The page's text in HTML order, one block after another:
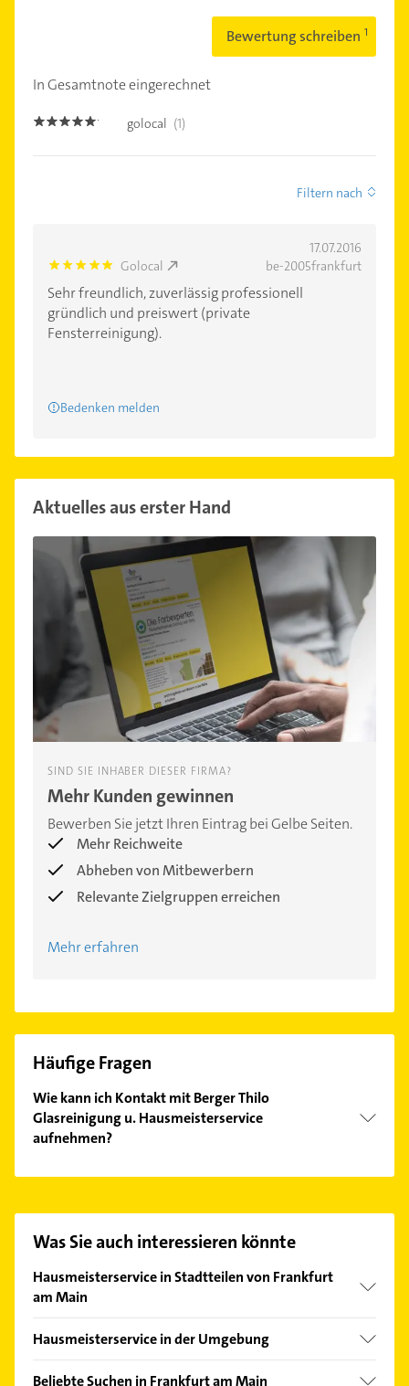
Bewertung schreiben
In Gesamtnote eingerechnet
5.0 golocal (1)
Filtern nach
17.07.2016
5.0 Golocal be-2005frankfurt
Sehr freundlich, zuverlässig professionell
gründlich und preiswert (private
Fensterreinigung).
Bedenken melden
Aktuelles aus erster Hand
SIND SIE INHABER DIESER FIRMA?
Mehr Kunden gewinnen
Bewerben Sie jetzt Ihren Eintrag bei Gelbe Seiten.
Mehr Reichweite
Abheben von Mitbewerbern
Relevante Zielgruppen erreichen
Mehr erfahren
Häufige Fragen
Wie kann ich Kontakt mit Berger Thilo
Glasreinigung u. Hausmeisterservice
aufnehmen?
Einfach die passenden Kontaktmöglichkeiten wie
auswählen. Hier finden Sie alleKontaktdaten
Was Sie auch interessieren könnte
Hausmeisterservice in Stadtteilen von Frankfurt
am Main
Bockenheim
Eschersheim
Hausmeisterservice in der Umgebung
Offenbach am Main
Beliebte Suchen in Frankfurt am Main